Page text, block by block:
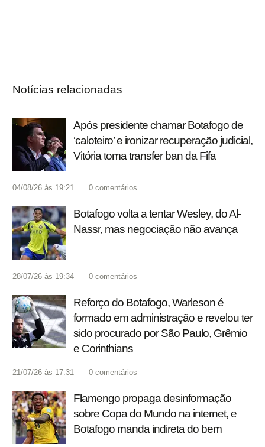
Notícias relacionadas
Após presidente chamar Botafogo de
‘caloteiro’ e ironizar recuperação judicial,
Vitória toma transfer ban da Fifa
04/08/26 às 19:21 0 comentários
Botafogo volta a tentar Wesley, do Al-
Nassr, mas negociação não avança
28/07/26 às 19:34 0 comentários
Reforço do Botafogo, Warleson é
formado em administração e revelou ter
sido procurado por São Paulo, Grêmio
e Corinthians
21/07/26 às 17:31 0 comentários
Flamengo propaga desinformação
sobre Copa do Mundo na internet, e
Botafogo manda indireta do bem